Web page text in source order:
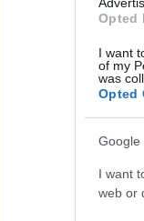
Opted
I want
of my
was
Opted
Google
I want
web or
στο Google